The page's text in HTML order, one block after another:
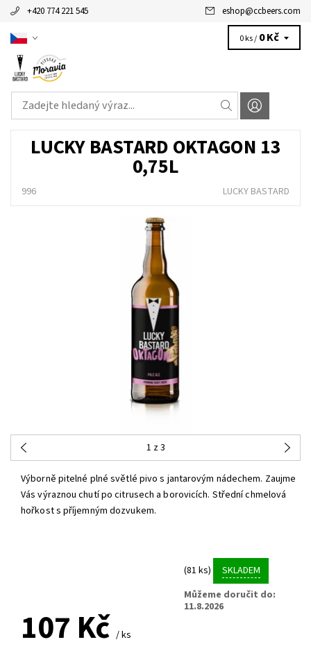
+420 774 221 545 eshop@ccbeers.com
0 ks / 0 Kč
LUCKY BASTARD OKTAGON 13
0,75L
996 LUCKY BASTARD
1 z 3
Výborně pitelné plné světlé pivo s jantarovým nádechem. Zaujme
Vás výraznou chutí po citrusech a borovicích. Střední chmelová
hořkost s příjemným dozvukem.
(81 ks)
SKLADEM
Můžeme doručit do:
11.8.2026
107 Kč / ks